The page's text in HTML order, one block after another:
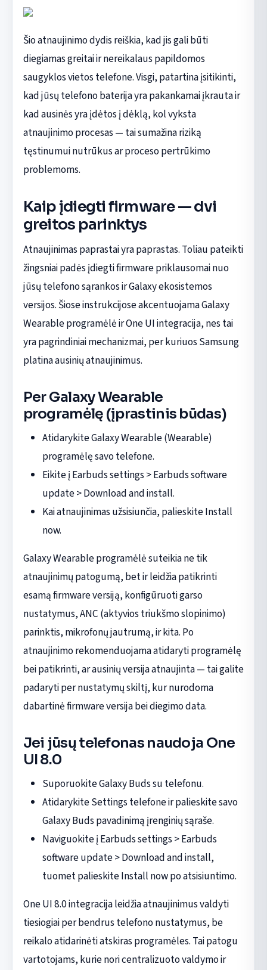
Šio atnaujinimo dydis reiškia, kad jis gali būti
diegiamas greitai ir nereikalaus papildomos
saugyklos vietos telefone. Visgi, patartina įsitikinti,
kad jūsų telefono baterija yra pakankamai įkrauta ir
kad ausinės yra įdėtos į dėklą, kol vyksta
atnaujinimo procesas — tai sumažina riziką
tęstinumui nutrūkus ar proceso pertrūkimo
problemoms.
Kaip įdiegti firmware — dvi
greitos parinktys
Atnaujinimas paprastai yra paprastas. Toliau pateikti
žingsniai padės įdiegti firmware priklausomai nuo
jūsų telefono sąrankos ir Galaxy ekosistemos
versijos. Šiose instrukcijose akcentuojama Galaxy
Wearable programėlė ir One UI integracija, nes tai
yra pagrindiniai mechanizmai, per kuriuos Samsung
platina ausinių atnaujinimus.
Per Galaxy Wearable
programėlę (įprastinis būdas)
Atidarykite Galaxy Wearable (Wearable)
programėlę savo telefone.
Eikite į Earbuds settings > Earbuds software
update > Download and install.
Kai atnaujinimas užsisiunčia, palieskite Install
now.
Galaxy Wearable programėlė suteikia ne tik
atnaujinimų patogumą, bet ir leidžia patikrinti
esamą firmware versiją, konfigūruoti garso
nustatymus, ANC (aktyvios triukšmo slopinimo)
parinktis, mikrofonų jautrumą, ir kita. Po
atnaujinimo rekomenduojama atidaryti programėlę
bei patikrinti, ar ausinių versija atnaujinta — tai galite
padaryti per nustatymų skiltį, kur nurodoma
dabartinė firmware versija bei diegimo data.
Jei jūsų telefonas naudoja One
UI 8.0
Suporuokite Galaxy Buds su telefonu.
Atidarykite Settings telefone ir palieskite savo
Galaxy Buds pavadinimą įrenginių sąraše.
Naviguokite į Earbuds settings > Earbuds
software update > Download and install,
tuomet palieskite Install now po atsisiuntimo.
One UI 8.0 integracija leidžia atnaujinimus valdyti
tiesiogiai per bendrus telefono nustatymus, be
reikalo atidarinėti atskiras programėles. Tai patogu
vartotojams, kurie nori centralizuoto valdymo ir